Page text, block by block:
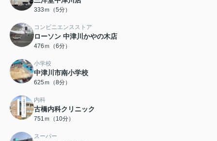
333ｍ（5分）
コンビニエンスストア
ローソン 中津川かやの木店
476ｍ（6分）
小学校
中津川市南小学校
625ｍ（8分）
内科
古橋内科クリニック
751ｍ（10分）
スーパー